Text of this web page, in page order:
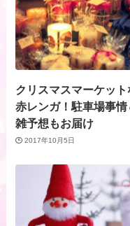
クリスマスマーケット
赤レンガ！駐車場事情
雑予想もお届け
2017年10月5日